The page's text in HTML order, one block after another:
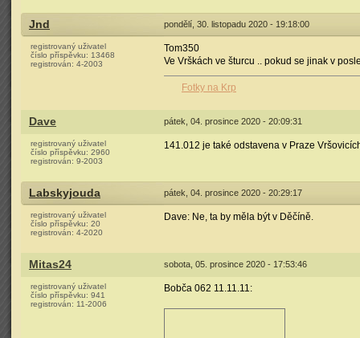
Jnd pondělí, 30. listopadu 2020 - 19:18:00
registrovaný uživatel
číslo příspěvku: 13468
registrován: 4-2003
Tom350
Ve Vrškách ve šturcu .. pokud se jinak v
Fotky na Krp
Dave pátek, 04. prosince 2020 - 20:09:31
registrovaný uživatel
číslo příspěvku: 2960
registrován: 9-2003
141.012 je také odstavena v Praze
Labskyjouda pátek, 04. prosince 2020 - 20:29:17
registrovaný uživatel
číslo příspěvku: 20
registrován: 4-2020
Dave: Ne, ta by měla být v Děčíně.
Mitas24 sobota, 05. prosince 2020 - 17:53:46
registrovaný uživatel
číslo příspěvku: 941
registrován: 11-2006
Bobča 062 11.11.11: